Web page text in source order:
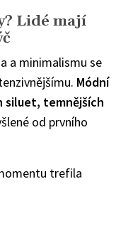
Lidé mají
a minimalismu se
Módní
siluet, temnějších
od prvního
trefila